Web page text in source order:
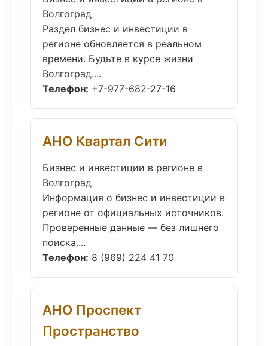
Волгоград
Раздел бизнес и инвестиции в
регионе обновляется в реальном
времени. Будьте в курсе жизни
Волгоград....
Телефон: +7-977-682-27-16
АНО Квартал Сити
Бизнес и инвестиции в регионе в
Волгоград
Информация о бизнес и инвестиции в
регионе от официальных источников.
Проверенные данные — без лишнего
поиска....
Телефон: 8 (969) 224 41 70
АНО Проспект
Пространство